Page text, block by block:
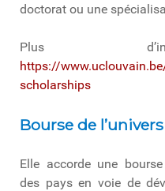
doctorat ou une
Plus
https://
scholarships
Bourse de
Elle accorde une
des pays en voie de